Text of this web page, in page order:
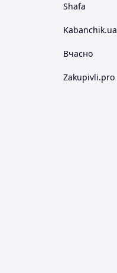
Shafa
Kabanchik.ua
Вчасно
Zakupivli.pro